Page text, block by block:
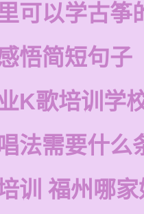
可以学古筝
悟简短句子
K歌培训学
法需要什么
训 福州哪